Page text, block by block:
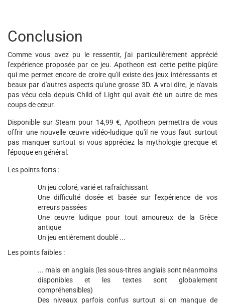
Conclusion
Comme vous avez pu le ressentir, j'ai particulièrement apprécié
l'expérience proposée par ce jeu. Apotheon est cette petite piqûre
qui me permet encore de croire qu'il existe des jeux intéressants et
beaux par d'autres aspects qu'une grosse 3D. A vrai dire, je n'avais
pas vécu cela depuis Child of Light qui avait été un autre de mes
coups de cœur.
Disponible sur Steam pour 14,99 €, Apotheon permettra de vous
offrir une nouvelle œuvre vidéo-ludique qu'il ne vous faut surtout
pas manquer surtout si vous appréciez la mythologie grecque et
l'époque en général.
Les points forts :
Un jeu coloré, varié et rafraîchissant
Une difficulté dosée et basée sur l'expérience de vos
erreurs passées
Une œuvre ludique pour tout amoureux de la Grèce
antique
Un jeu entièrement doublé ...
Les points faibles :
... mais en anglais (les sous-titres anglais sont néanmoins
disponibles et les textes sont globalement
compréhensibles)
Des niveaux parfois confus surtout si on manque de